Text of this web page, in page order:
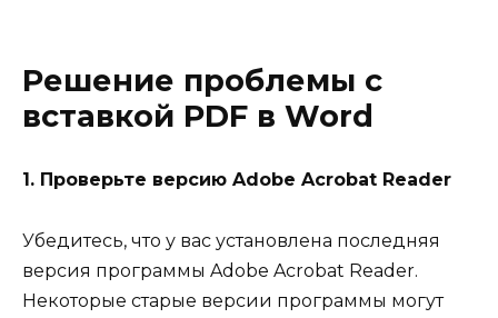
Решение проблемы с
вставкой PDF в Word
1. Проверьте версию Adobe Acrobat Reader
Убедитесь, что у вас установлена последняя
версия программы Adobe Acrobat Reader.
Некоторые старые версии программы могут